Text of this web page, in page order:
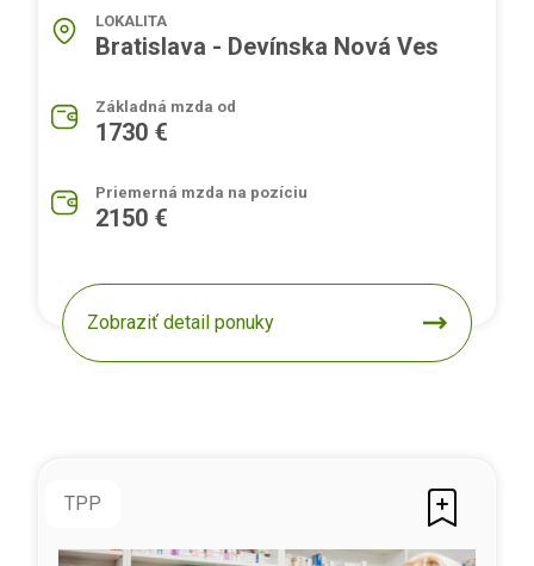
LOKALITA
Bratislava - Devínska Nová Ves
Základná mzda od
1730 €
Priemerná mzda na pozíciu
2150 €
Zobraziť detail ponuky
TPP